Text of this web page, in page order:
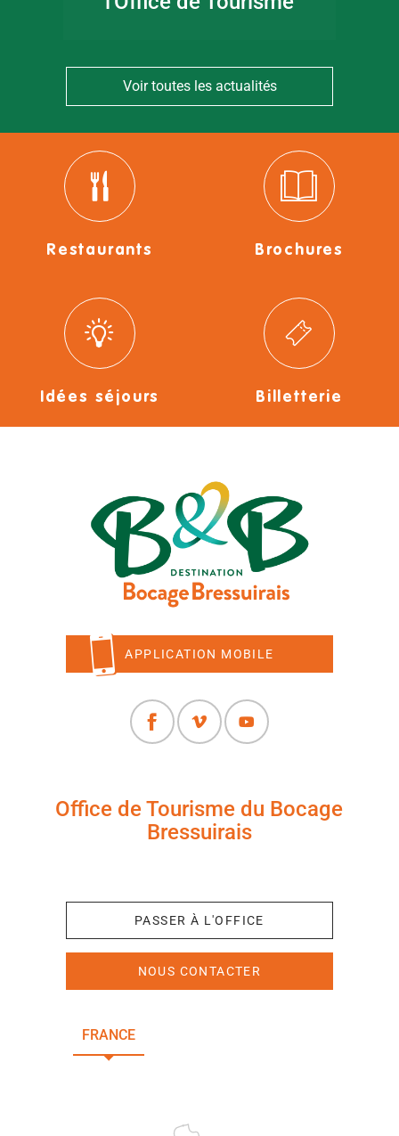
Voir toutes les actualités
Restaurants Brochures
Idées séjours Billetterie
APPLICATION MOBILE
Office de Tourisme du Bocage
Bressuirais
PASSER À L'OFFICE
NOUS CONTACTER
FRANCE